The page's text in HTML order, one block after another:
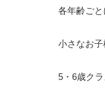
各年齢ご
小さなお
5・6歳ク